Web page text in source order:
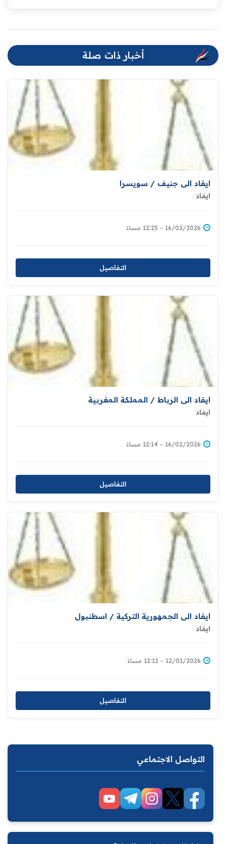
أخبار ذات صلة
ايفاد الى جنيف / سويسرا
ايفاد
16/02/2026 - 12:25 مساءً
التفاصيل
ايفاد الى الرباط / المملكة المغربية
ايفاد
16/02/2026 - 12:14 مساءً
التفاصيل
ايفاد الى الجمهورية التركية / اسطنبول
ايفاد
12/01/2026 - 12:12 مساءً
التفاصيل
التواصل الاجتماعي